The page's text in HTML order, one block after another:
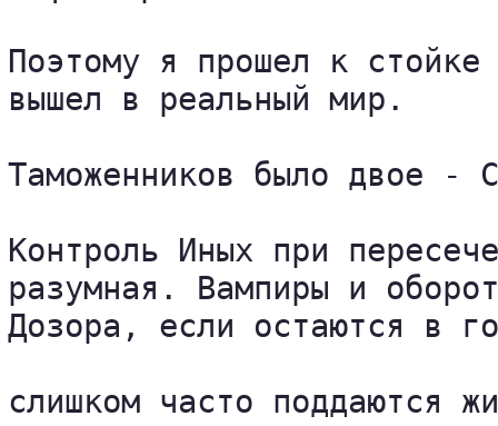
Поэтому я прошел к
вышел в реальный мир.
Таможенников было двое -
Контроль Иных при
разумная. Вампиры и
Дозора, если остаются в
слишком часто поддаются